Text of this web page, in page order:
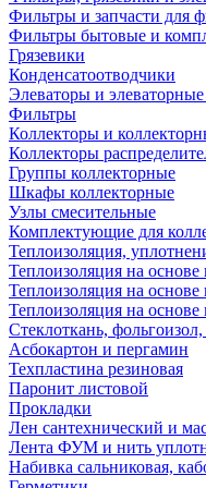
Фильтры и запчасти для
Фильтры бытовые и
Грязевики
Конденсатоотводчики
Элеваторы и
Фильтры
Коллекторы и
Коллекторы
Группы коллекторные
Шкафы коллекторные
Узлы смесительные
Комплектующие для
Теплоизоляция,
Теплоизоляция на
Теплоизоляция на основе
Теплоизоляция на
Стеклоткань,
Асбокартон и пергамин
Техпластина резиновая
Паронит листовой
Прокладки
Лен сантехнический и
Лента ФУМ и нить
Набивка сальниковая,